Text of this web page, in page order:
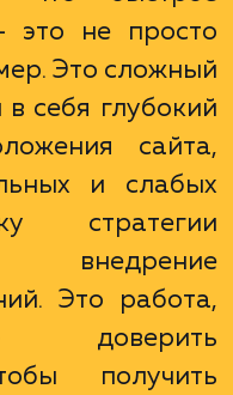
можно
что
- это не
мер. Это
в себя